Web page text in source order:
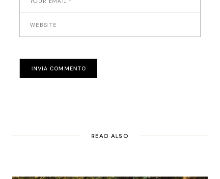
INVIA COMMENTO
READ ALSO